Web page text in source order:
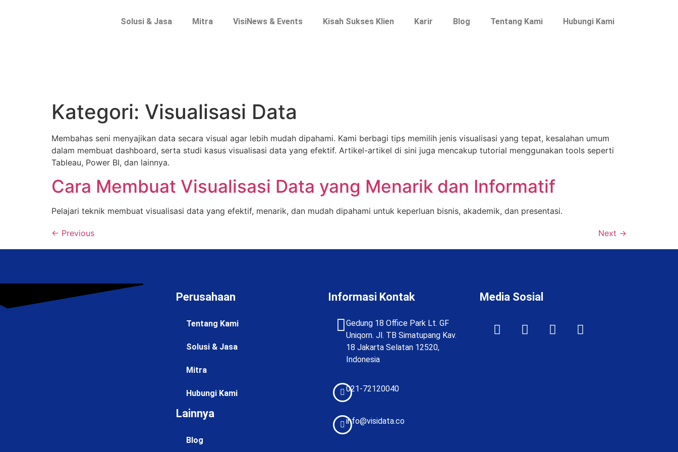
Solusi & Jasa Mitra VisiNews & Events Kisah Sukses Klien Karir Blog Tentang Kami Hubungi Kami
Kategori: Visualisasi Data
Membahas seni menyajikan data secara visual agar lebih mudah dipahami. Kami berbagi tips memilih jenis visualisasi yang tepat, kesalahan umum
dalam membuat dashboard, serta studi kasus visualisasi data yang efektif. Artikel-artikel di sini juga mencakup tutorial menggunakan tools seperti
Tableau, Power BI, dan lainnya.
Cara Membuat Visualisasi Data yang Menarik dan Informatif
Pelajari teknik membuat visualisasi data yang efektif, menarik, dan mudah dipahami untuk keperluan bisnis, akademik, dan presentasi.
← Previous Next →
Perusahaan
Tentang Kami
Solusi & Jasa
Mitra
Hubungi Kami
Lainnya
Blog
Informasi Kontak
Gedung 18 Office Park Lt. GF
Uniqorn. Jl. TB Simatupang Kav.
18 Jakarta Selatan 12520,
Indonesia
021-72120040
info@visidata.co
Media Sosial